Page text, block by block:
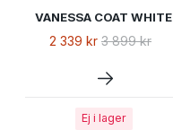
VANESSA COAT WHITE
2 339 kr 3 899 kr
Ej i lager